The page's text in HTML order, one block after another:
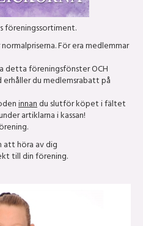
föreningssortiment.
För era medlemmar
detta föreningsfönster OCH
du medlemsrabatt på
innandu slutför köpet i fältet
artiklarna i kassan!
att höra av dig
till din förening.